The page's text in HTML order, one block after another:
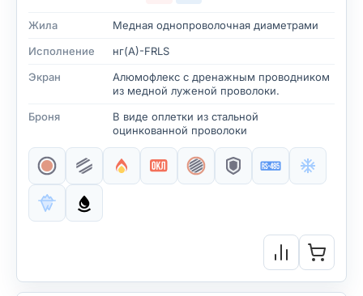
Жила
Медная однопроволочная диаметрами
Исполнение
нг(А)-FRLS
Экран
Алюмофлекс с дренажным проводником
из медной луженой проволоки.
Броня
В виде оплетки из стальной
оцинкованной проволоки